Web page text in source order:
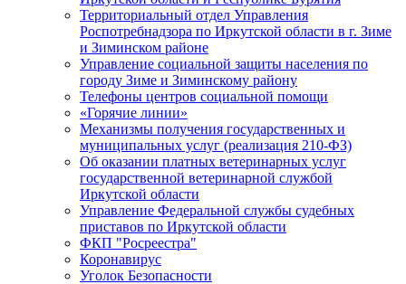
Территориальный отдел Управления
Роспотребнадзора по Иркутской области в г. Зиме
и Зиминском районе
Управление социальной защиты населения по
городу Зиме и Зиминскому району
Телефоны центров социальной помощи
«Горячие линии»
Механизмы получения государственных и
муниципальных услуг (реализация 210-ФЗ)
Об оказании платных ветеринарных услуг
государственной ветеринарной службой
Иркутской области
Управление Федеральной службы судебных
приставов по Иркутской области
ФКП "Росреестра"
Коронавирус
Уголок Безопасности